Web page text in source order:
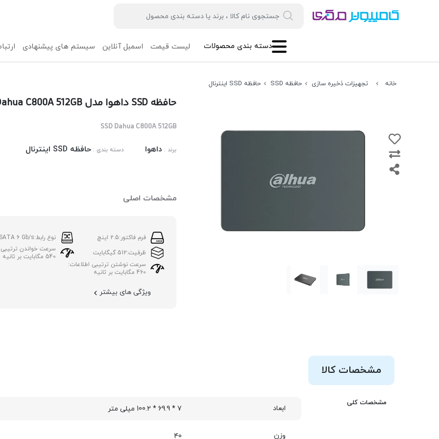
لیست قیمت اسمبل آنلاین سیستم های پیشنهادی دسته بندی محصولات
خانه تجهیزات ذخیره سازی حافظه SSD حافظه SSD اینترنال
حافظه SSD داهوا مدل Dahua C800A 512GB
SSD Dahua C800A 512GB
برند : داهوا دسته بندی :حافظه SSD اینترنال
مشخصات اصلی
فرم فاکتور:2.5 اینچ نوع رابط:SATA 6 Gb/s
ظرفیت:512 گیگابایت
سرعت خواندن ترتیبی
540 مگابایت بر ثانیه
سرعت نوشتن ترتیبی اطلاعات:
460 مگابایت بر ثانیه
ویژگی های بیشتر
مشخصات کالا
مشخصات کلی
ابعاد 7 * 69.9 * 100.2 میلی متر
وزن 40